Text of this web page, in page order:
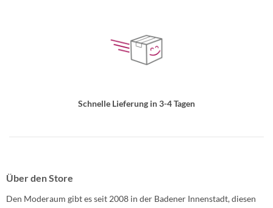
Schnelle Lieferung in 3-4 Tagen
Über den Store
Den Moderaum gibt es seit 2008 in der Badener Innenstadt, diesen